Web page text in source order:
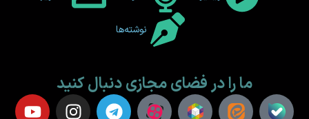
نوشته‌ها
ما را در فضای مجازی دنبال کنید